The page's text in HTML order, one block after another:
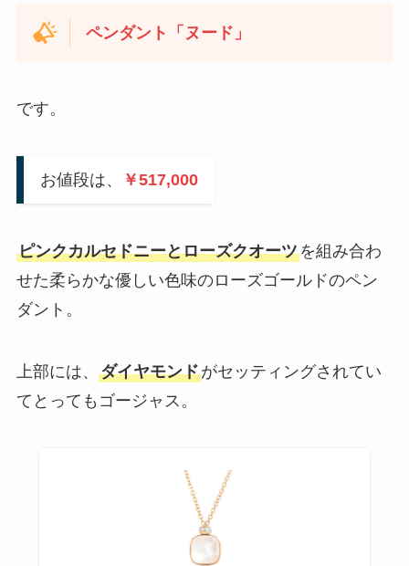
ペンダント「ヌード」
です。
お値段は、 ￥517,000
ピンクカルセドニーとローズクオーツを組み合わ
せた柔らかな優しい色味のローズゴールドのペン
ダント。
上部には、 ダイヤモンドがセッティングされてい
てとってもゴージャス。